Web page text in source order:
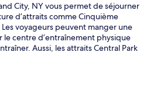
City, NY vous permet de séjourner
d’attraits comme Cinquième
voyageurs peuvent manger une
le centre d’entraînement physique
Aussi, les attraits Central Park
minutes de marche du transport
Street – Queensbridge se